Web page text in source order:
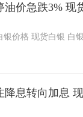
油价急跌3% 现
银价格 现货白银 白
降息转向加息